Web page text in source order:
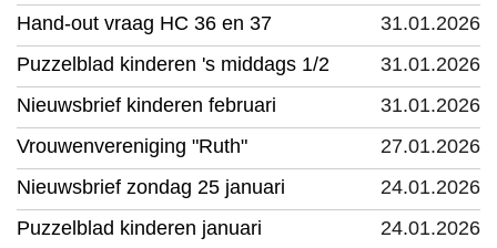
31.01.2026
Hand-out vraag HC 36 en 37
31.01.2026
Puzzelblad kinderen 's middags 1/2
31.01.2026
Nieuwsbrief kinderen februari
27.01.2026
Vrouwenvereniging "Ruth"
24.01.2026
Nieuwsbrief zondag 25 januari
24.01.2026
Puzzelblad kinderen januari